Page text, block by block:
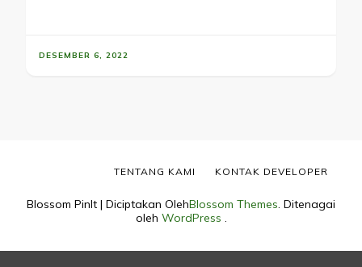
DESEMBER 6, 2022
Blossom PinIt | Diciptakan OlehBlossom Themes. Ditenagai
oleh WordPress .
TENTANG KAMI KONTAK DEVELOPER